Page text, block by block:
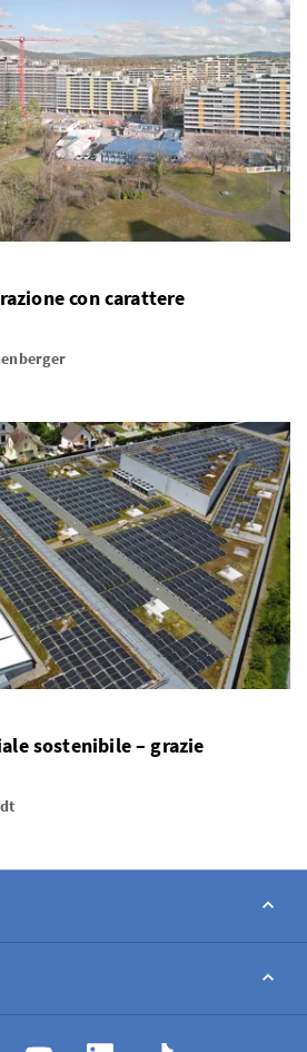
con carattere
sostenibile – grazie